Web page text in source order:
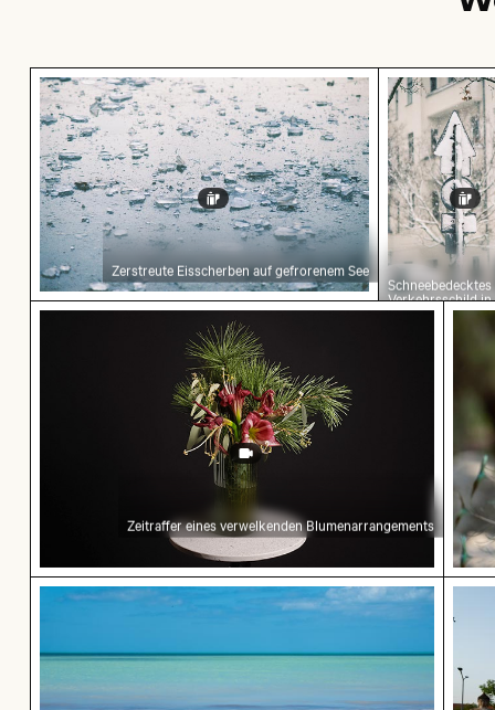
Zerstreute Eisscherben auf gefrorenem See
Zerstreute Eisscherben auf gefrorenem See
Schneebedecktes
Verkehrsschild in
städtischer
Zeitraffer eines verwelkenden
Zeitraffer eines verwelkenden Blumenarrangements
Ruhiger Tropenstrand mit klarem blauem